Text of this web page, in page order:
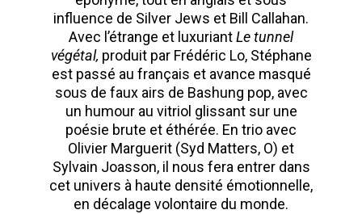
influence de Silver Jews et Bill Callahan.
Avec l’étrange et luxuriantLe tunnel
végétal, produit par Frédéric Lo, Stéphane
est passé au français et avance masqué
sous de faux airs de Bashung pop, avec
un humour au vitriol glissant sur une
poésie brute et éthérée. En trio avec
Olivier Marguerit (Syd Matters, O) et
Sylvain Joasson, il nous fera entrer dans
cet univers à haute densité émotionnelle,
en décalage volontaire du monde.